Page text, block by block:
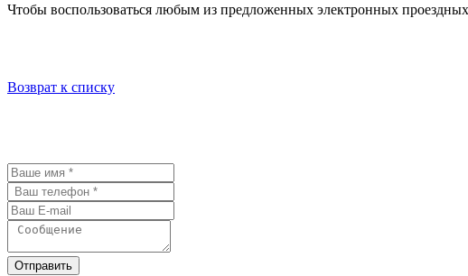
Чтобы воспользоваться любым из предложенных электронных
Возврат к списку
Отправить